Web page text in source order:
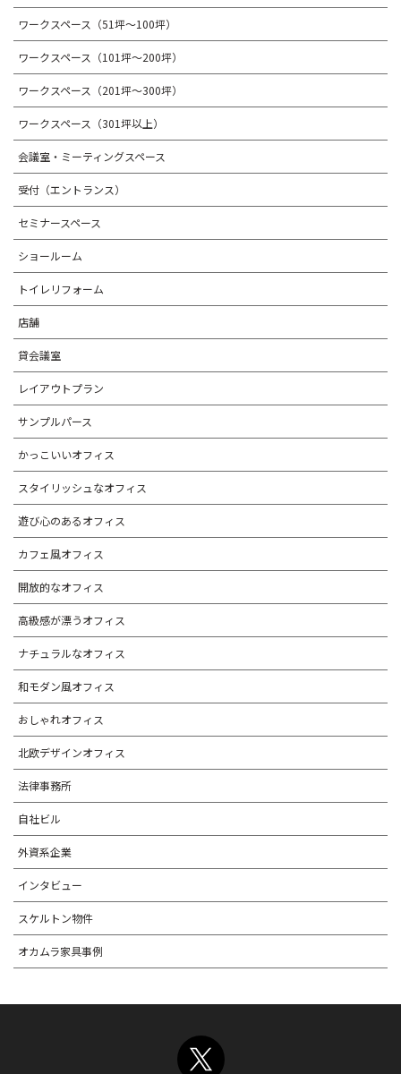
ワークスペース（51坪～100坪）
ワークスペース（101坪～200坪）
ワークスペース（201坪～300坪）
ワークスペース（301坪以上）
会議室・ミーティングスペース
受付（エントランス）
セミナースペース
ショールーム
トイレリフォーム
店舗
貸会議室
レイアウトプラン
サンプルパース
かっこいいオフィス
スタイリッシュなオフィス
遊び心のあるオフィス
カフェ風オフィス
開放的なオフィス
高級感が漂うオフィス
ナチュラルなオフィス
和モダン風オフィス
おしゃれオフィス
北欧デザインオフィス
法律事務所
自社ビル
外資系企業
インタビュー
スケルトン物件
オカムラ家具事例